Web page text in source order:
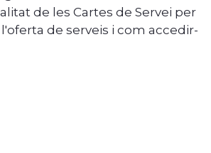
de les Cartes de Servei per
de serveis i com accedir-